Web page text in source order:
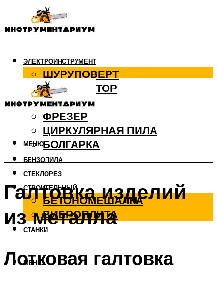
ЭЛЕКТРОИНСТРУМЕНТ
ШУРУПОВЕРТ
ПЕРФОРАТОР
ДРЕЛЬ
ФРЕЗЕР
ЦИРКУЛЯРНАЯ ПИЛА
БОЛГАРКА
БЕНЗОПИЛА
СТЕКЛОРЕЗ
СТРОИТЕЛЬНЫЙ
БЕТОНОМЕШАЛКА
ВИБРОПЛИТА
СТАНКИ
МЕНЮ
МЕНЮ
Галтовка изделий
из металла
Лотковая галтовка